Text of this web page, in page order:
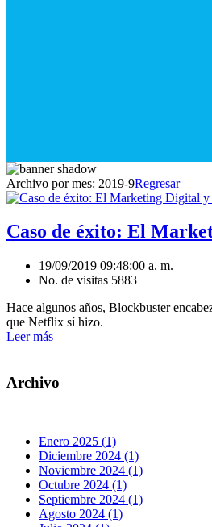
Archivo por mes: 2019-9Regresar
Caso de éxito: El
19/09/2019 09:48:00 a. m.
No. de visitas 5883
Hace algunos años, Blockbuster
que Netflix sí hizo.
Leer más
Archivo
Enero 2025 (1)
Diciembre 2024 (1)
Noviembre 2024 (1)
Octubre 2024 (1)
Septiembre 2024 (1)
Agosto 2024 (1)